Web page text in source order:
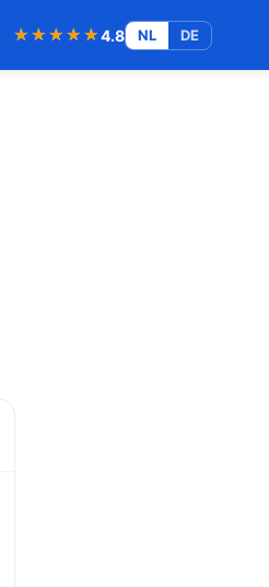
★★★★★
★★★★★4.8 NL DE